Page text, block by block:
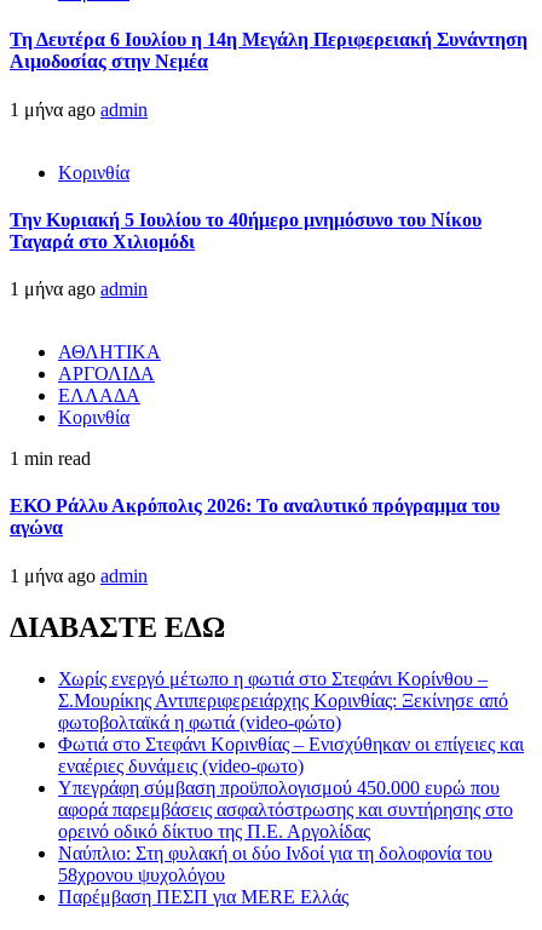
Τη Δευτέρα 6 Ιουλίου η 14η Μεγάλη Περιφερειακή Συνάντηση
Αιμοδοσίας στην Νεμέα
1 μήνα ago admin
Κορινθία
Την Κυριακή 5 Ιουλίου το 40ήμερο μνημόσυνο του Νίκου
Ταγαρά στο Χιλιομόδι
1 μήνα ago admin
ΑΘΛΗΤΙΚΑ
ΑΡΓΟΛΙΔΑ
ΕΛΛΑΔΑ
Κορινθία
1 min read
ΕΚΟ Ράλλυ Ακρόπολις 2026: Το αναλυτικό πρόγραμμα του
αγώνα
1 μήνα ago admin
ΔΙΑΒΑΣΤΕ ΕΔΩ
Χωρίς ενεργό μέτωπο η φωτιά στο Στεφάνι Κορίνθου –
Σ.Μουρίκης Αντιπεριφερειάρχης Κορινθίας: Ξεκίνησε από
φωτοβολταϊκά η φωτιά (video-φώτο)
Φωτιά στο Στεφάνι Κορινθίας – Ενισχύθηκαν οι επίγειες και
εναέριες δυνάμεις (video-φωτο)
Υπεγράφη σύμβαση προϋπολογισμού 450.000 ευρώ που
αφορά παρεμβάσεις ασφαλτόστρωσης και συντήρησης στο
ορεινό οδικό δίκτυο της Π.Ε. Αργολίδας
Ναύπλιο: Στη φυλακή οι δύο Ινδοί για τη δολοφονία του
58χρονου ψυχολόγου
Παρέμβαση ΠΕΣΠ για MERE Ελλάς